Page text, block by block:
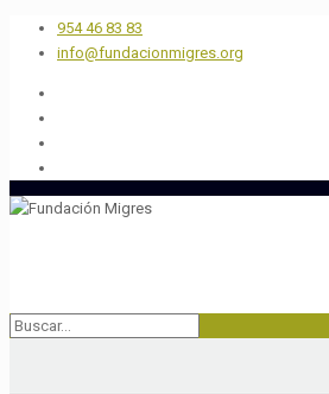
954 46 83 83
info@fundacionmigres.org